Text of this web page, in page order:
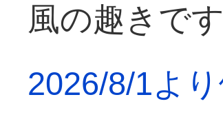
風の趣きです
2026/8/1よ